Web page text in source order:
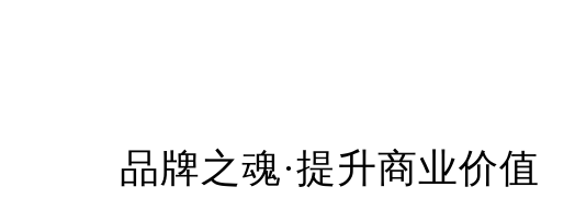
品牌之魂·提升商业价值